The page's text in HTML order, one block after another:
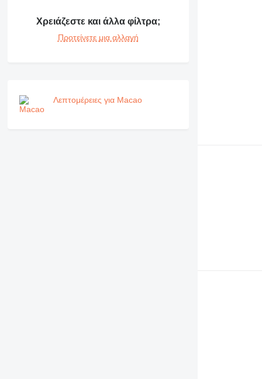
Χρειάζεστε και άλλα φίλτρα;
Προτείνετε μια αλλαγή
Λεπτομέρειες για Macao